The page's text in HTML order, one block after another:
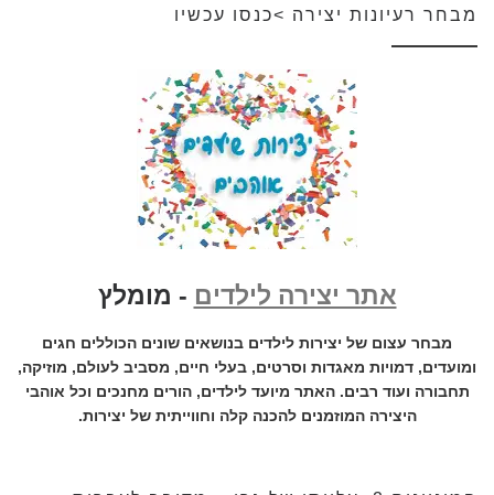
מבחר רעיונות יצירה >כנסו עכשיו
אתר יצירה לילדים - מומלץ
מבחר עצום של יצירות לילדים בנושאים שונים הכוללים חגים
ומועדים, דמויות מאגדות וסרטים, בעלי חיים, מסביב לעולם, מוזיקה,
תחבורה ועוד רבים. האתר מיועד לילדים, הורים מחנכים וכל אוהבי
היצירה המוזמנים להכנה קלה וחווייתית של יצירות.